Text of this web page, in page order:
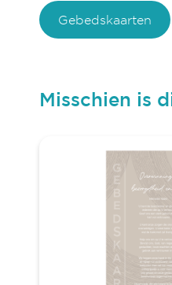
Gebedskaarten
Misschien is